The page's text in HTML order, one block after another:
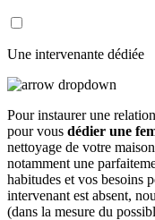
Une intervenante dédiée
Pour instaurer une
pour vous dédier une
nettoyage de votre
notamment une
habitudes et vos besoins
intervenant est absent,
(dans la mesure du